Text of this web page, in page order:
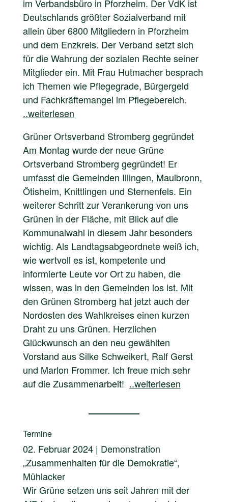
im Verbandsbüro in Pforzheim. Der VdK ist
Deutschlands größter Sozialverband mit
allein über 6800 Mitgliedern in Pforzheim
und dem Enzkreis. Der Verband setzt sich
für die Wahrung der sozialen Rechte seiner
Mitglieder ein. Mit Frau Hutmacher besprach
ich Themen wie Pflegegrade, Bürgergeld
und Fachkräftemangel im Pflegebereich.
..weiterlesen
Grüner Ortsverband Stromberg gegründet
Am Montag wurde der neue Grüne
Ortsverband Stromberg gegründet! Er
umfasst die Gemeinden Illingen, Maulbronn,
Ötisheim, Knittlingen und Sternenfels. Ein
weiterer Schritt zur Verankerung von uns
Grünen in der Fläche, mit Blick auf die
Kommunalwahl in diesem Jahr besonders
wichtig. Als Landtagsabgeordnete weiß ich,
wie wertvoll es ist, kompetente und
informierte Leute vor Ort zu haben, die
wissen, was in den Gemeinden los ist. Mit
den Grünen Stromberg hat jetzt auch der
Nordosten des Wahlkreises einen kurzen
Draht zu uns Grünen. Herzlichen
Glückwunsch an den neu gewählten
Vorstand aus Silke Schweikert, Ralf Gerst
und Marlon Frommer. Ich freue mich sehr
auf die Zusammenarbeit! ..weiterlesen
Termine
02. Februar 2024 | Demonstration
„Zusammenhalten für die Demokratie“,
Mühlacker
Wir Grüne setzen uns seit Jahren mit der